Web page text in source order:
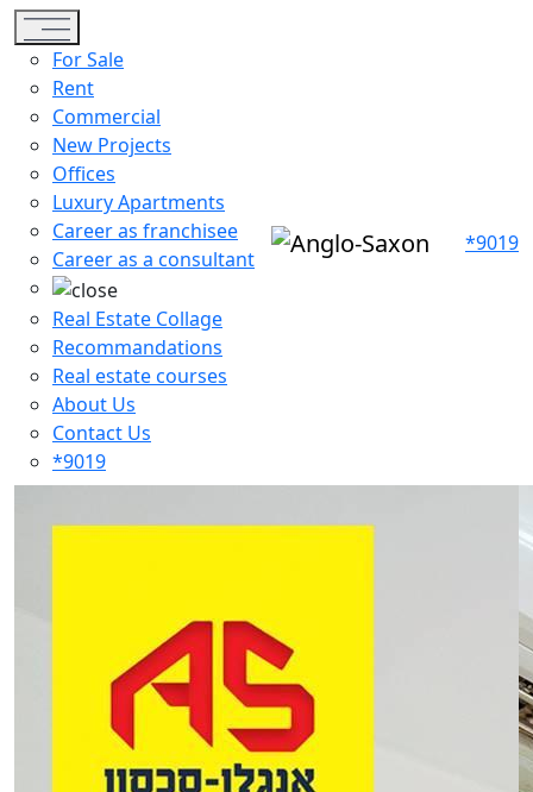
Toggle navigation
For Sale
Rent
Commercial
New Projects
Offices
Luxury Apartments
Career as franchisee
Career as a consultant
Real Estate Collage
Recommandations
Real estate courses
About Us
Contact Us
*9019
*9019